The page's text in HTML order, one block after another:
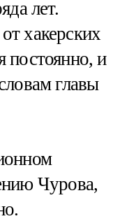
лет.
хакерских
постоянно, и
главы
Чурова,